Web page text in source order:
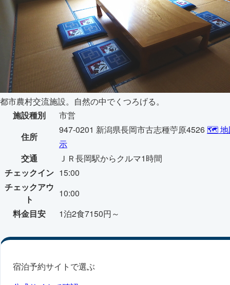
都市農村交流施設。自然の中でくつろげる。
施設種別
市営
住所
947-0201 新潟県長岡市古志種苧原4526 🗺️ 地
示
交通
ＪＲ長岡駅からクルマ1時間
チェックイン 15:00
チェックアウ
ト
10:00
料金目安
1泊2食7150円～
宿泊予約サイトで選ぶ